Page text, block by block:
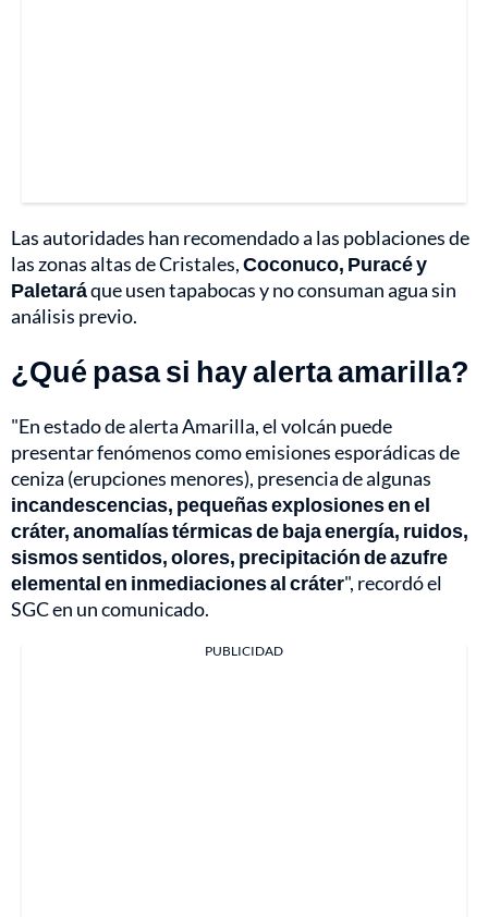
Las autoridades han recomendado a las poblaciones de
las zonas altas de Cristales,Coconuco, Puracé y
Paletaráque usen tapabocas y no consuman agua sin
análisis previo.
¿Qué pasa si hay alerta amarilla?
"En estado de alerta Amarilla, el volcán puede
presentar fenómenos como emisiones esporádicas de
ceniza (erupciones menores), presencia de algunas
incandescencias, pequeñas explosiones en el
cráter, anomalías térmicas de baja energía, ruidos,
sismos sentidos, olores, precipitación de azufre
elemental en inmediaciones al cráter", recordó el
SGC en un comunicado.
PUBLICIDAD